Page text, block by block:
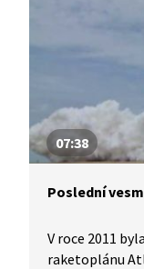
07:38
Poslední
V roce 2011
raketoplánu